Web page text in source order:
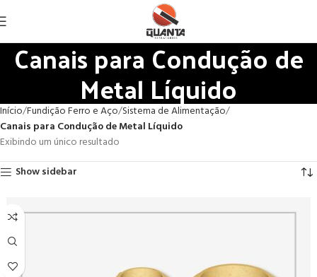
Canais para Condução de
Metal Líquido
Início Fundição Ferro e Aço Sistema de Alimentação
Canais para Condução de Metal Líquido
Exibindo um único resultado
Show sidebar